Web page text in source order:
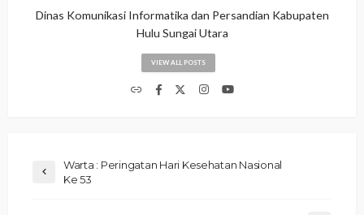
Dinas Komunikasi Informatika dan Persandian Kabupaten
Hulu Sungai Utara
VIEW ALL POSTS
Warta : Peringatan Hari Kesehatan Nasional
Ke 53